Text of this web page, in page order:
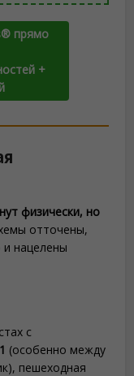
прямо
+
физически, но
отточены,
и нацелены
с
(особенно между
пешеходная